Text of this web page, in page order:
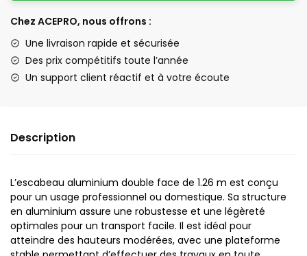
Chez ACEPRO, nous offrons :
Une livraison rapide et sécurisée
Des prix compétitifs toute l’année
Un support client réactif et à votre écoute
Description
L’escabeau aluminium double face de 1.26 m est conçu
pour un usage professionnel ou domestique. Sa structure
en aluminium assure une robustesse et une légèreté
optimales pour un transport facile. Il est idéal pour
atteindre des hauteurs modérées, avec une plateforme